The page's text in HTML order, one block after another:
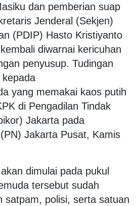
dan pemberian suap
Jenderal (Sekjen)
(PDIP) Hasto Kristiyanto
diwarnai kericuhan
penyusup. Tudingan
yang memakai kaos putih
di Pengadilan Tindak
Jakarta pada
Jakarta Pusat, Kamis
dimulai pada pukul
tersebut sudah
satpam, polisi, serta satuan